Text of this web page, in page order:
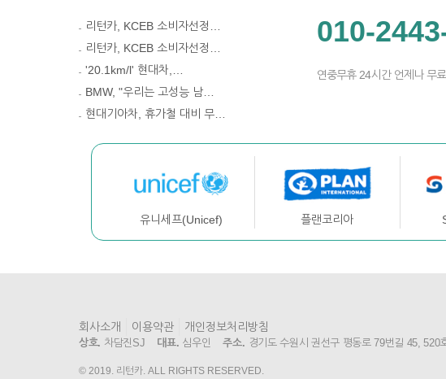
리턴카, KCEB 소비자선정…
리턴카, KCEB 소비자선정…
'20.1km/l' 현대차,…
BMW, "우리는 고성능 남…
현대기아차, 휴가철 대비 무…
010-
연중무휴 24시간 언제나 무
유니세프(Unicef) 플랜코리아
회사소개 이용약관 개인정보처리방침
상호. 차담진SJ 대표. 심우인 주소. 경기도 수원시 권선구 평동로 79번길 45, 520
© 2019. 리턴카. ALL RIGHTS RESERVED.